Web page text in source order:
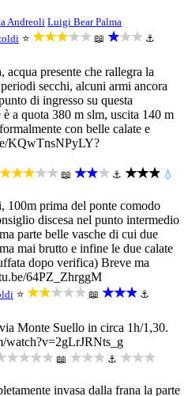
Andreoli Luigi Bear Palma
⭐ ★★★★★ 📖 ★★★ ⚓
presente che rallegra la
secchi, alcuni armi ancora
di ingresso su questa
a quota 380 m slm, uscita 140 m
con belle calate e
KQwTnsNPyLY?
★★★★★ 📖 ★★★ ⚓ ★★★ 💧
100m prima del ponte comodo
discesa nel punto intermedio
parte belle vasche di cui due
mai brutto e infine le due calate
dopo verifica) Breve ma
64PZ_ZhrggM
⭐ ★★★★★ 📖 ★★★ ⚓
Monte Suello in circa 1h/1,30.
watch?v=2gLrJRNts_g
📖 ★★★ ⚓ ★★★
invasa dalla frana la parte